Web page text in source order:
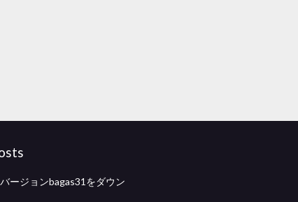
ージョンbagas31をダウン